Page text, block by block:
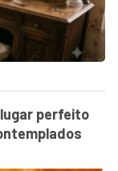
perfeito